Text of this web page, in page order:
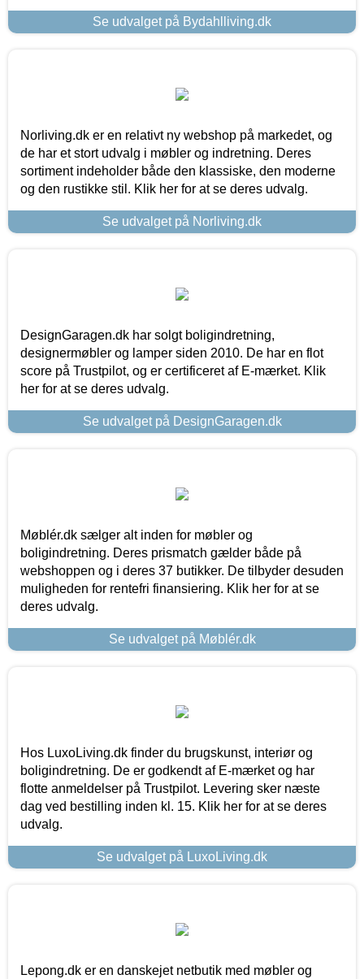
Se udvalget på Bydahlliving.dk
Norliving.dk er en relativt ny webshop på markedet, og
de har et stort udvalg i møbler og indretning. Deres
sortiment indeholder både den klassiske, den moderne
og den rustikke stil. Klik her for at se deres udvalg.
Se udvalget på Norliving.dk
DesignGaragen.dk har solgt boligindretning,
designermøbler og lamper siden 2010. De har en flot
score på Trustpilot, og er certificeret af E-mærket. Klik
her for at se deres udvalg.
Se udvalget på DesignGaragen.dk
Møblér.dk sælger alt inden for møbler og
boligindretning. Deres prismatch gælder både på
webshoppen og i deres 37 butikker. De tilbyder desuden
muligheden for rentefri finansiering. Klik her for at se
deres udvalg.
Se udvalget på Møblér.dk
Hos LuxoLiving.dk finder du brugskunst, interiør og
boligindretning. De er godkendt af E-mærket og har
flotte anmeldelser på Trustpilot. Levering sker næste
dag ved bestilling inden kl. 15. Klik her for at se deres
udvalg.
Se udvalget på LuxoLiving.dk
Lepong.dk er en danskejet netbutik med møbler og